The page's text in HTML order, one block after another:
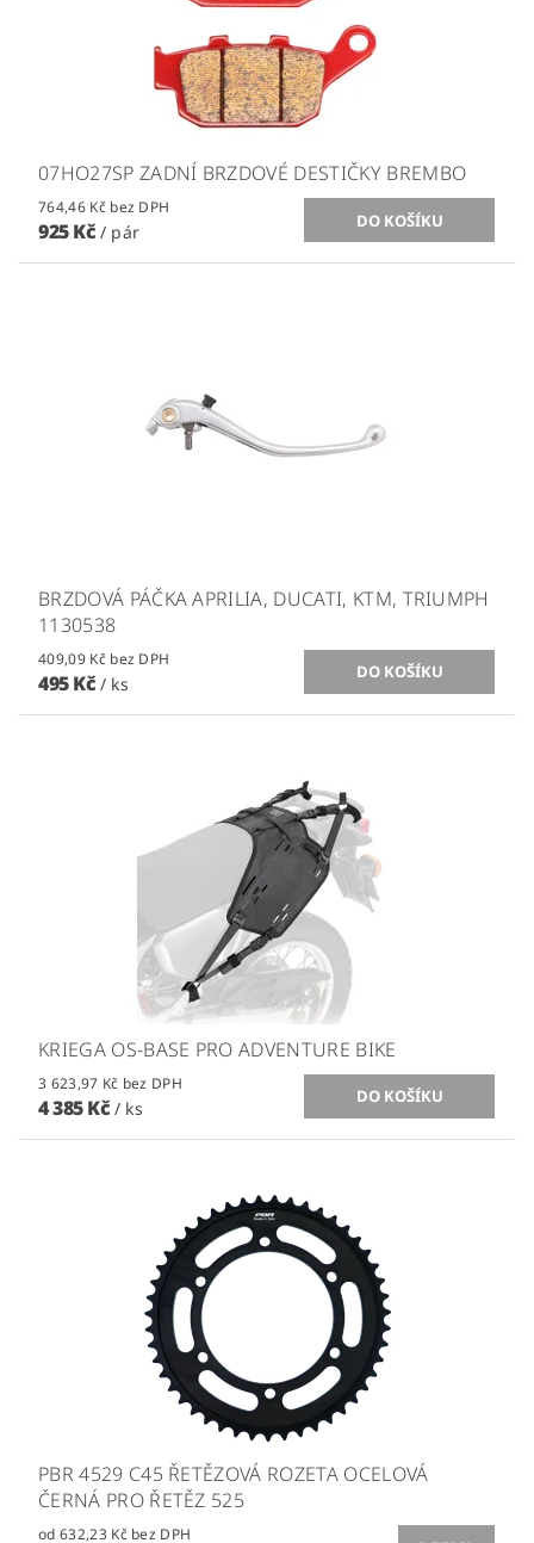
07HO27SP ZADNÍ BRZDOVÉ DESTIČKY BREMBO
764,46 Kč bez DPH
925 Kč / pár
BRZDOVÁ PÁČKA APRILIA, DUCATI, KTM, TRIUMPH
1130538
409,09 Kč bez DPH
495 Kč / ks
KRIEGA OS-BASE PRO ADVENTURE BIKE
3 623,97 Kč bez DPH
4 385 Kč / ks
PBR 4529 C45 ŘETĚZOVÁ ROZETA OCELOVÁ
ČERNÁ PRO ŘETĚZ 525
od 632,23 Kč bez DPH